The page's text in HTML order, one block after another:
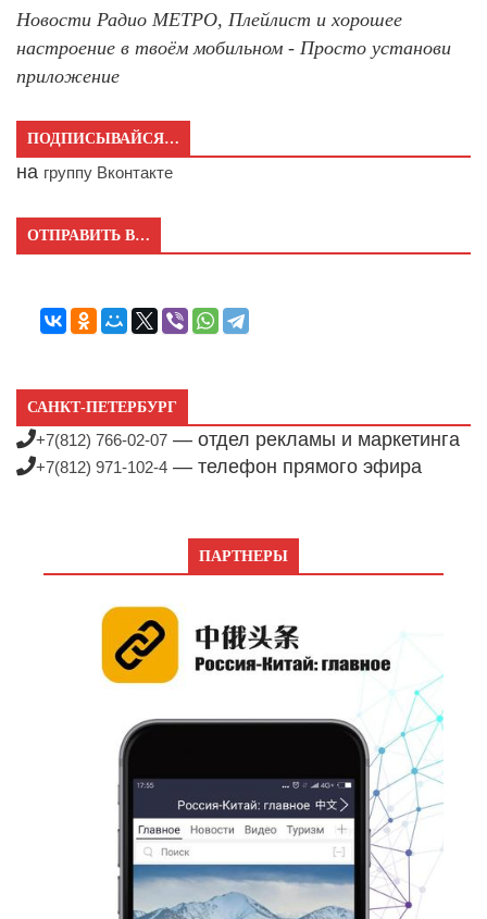
Новости Радио МЕТРО, Плейлист и хорошее
настроение в твоём мобильном - Просто установи
приложение
ПОДПИСЫВАЙСЯ…
на группу Вконтакте
ОТПРАВИТЬ В…
САНКТ-ПЕТЕРБУРГ
+7(812) 766-02-07 — отдел рекламы и маркетинга
+7(812) 971-102-4 — телефон прямого эфира
ПАРТНЕРЫ